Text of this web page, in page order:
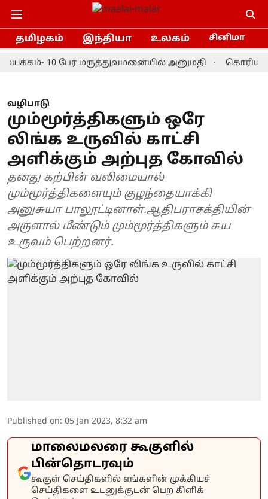
தமிழகம் இந்தியா உலகம் சினிமா
10 பேர் மருத்துவமனையில் அனுமதி கொரியா
வழிபாடு
மும்மூர்த்திகளும் ஒரே
லிங்க உருவில் காட்சி
அளிக்கும் அற்புத கோவில்
தனது கற்பின் வலிமையால்
மும்மூர்த்திகளையும் குழந்தையாக்கி
அனுசுயா பாலூட்டினாள்.ஆதிபராசக்தியின்
அருளால் மீண்டும் மும்மூர்த்திகளும் சுய
உருவம் பெற்றனர்.
Published on: 05 Jan 2023, 8:32 am
மாலைமலரை கூகுளில்
பின்தொடரவும்
கூகுள் செய்திகளில் எங்களின் முக்கியச்
செய்திகளை உடனுக்குடன் பெற கிளிக்